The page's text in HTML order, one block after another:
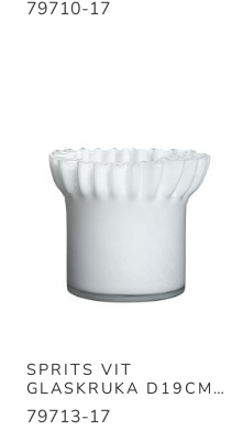
79710-17
SPRITS VIT
GLASKRUKA D19CM
H19CM
79713-17